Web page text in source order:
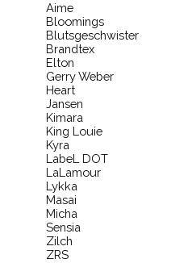
Aime
Bloomings
Blutsgeschwister
Brandtex
Elton
Gerry Weber
Heart
Jansen
Kimara
King Louie
Kyra
LabeL DOT
LaLamour
Lykka
Masai
Micha
Sensia
Zilch
ZRS